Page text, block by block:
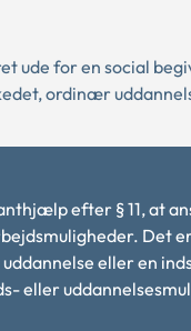
ude for en social
ordinær
efter § 11, at
Det
eller en
eller